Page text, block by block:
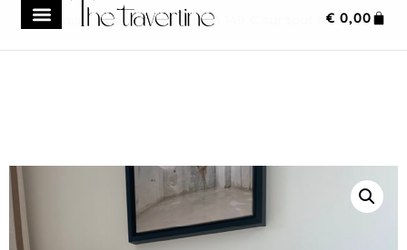
Frais de transport réduit à 149 € sur tout le site
€ 0,00